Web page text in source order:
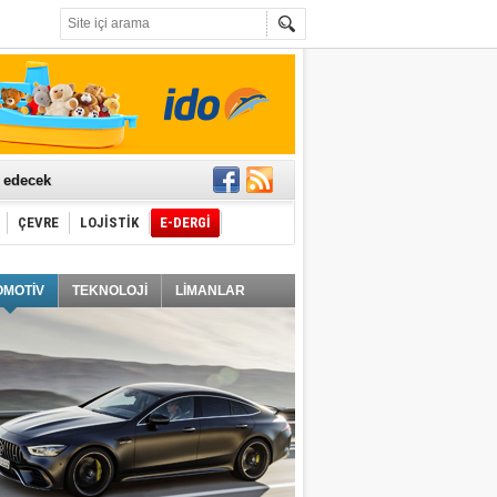
ÇEVRE LOJİSTİK E-DERGİ
TEKNOLOJİ LİMANLAR